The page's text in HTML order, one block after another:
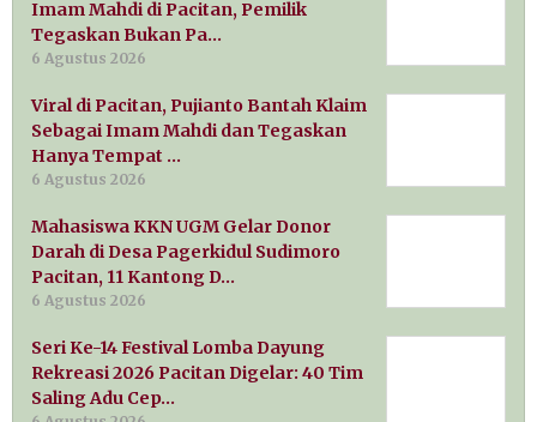
Imam Mahdi di Pacitan, Pemilik
Tegaskan Bukan Pa…
6 Agustus 2026
Viral di Pacitan, Pujianto Bantah Klaim
Sebagai Imam Mahdi dan Tegaskan
Hanya Tempat …
6 Agustus 2026
Mahasiswa KKN UGM Gelar Donor
Darah di Desa Pagerkidul Sudimoro
Pacitan, 11 Kantong D…
6 Agustus 2026
Seri Ke-14 Festival Lomba Dayung
Rekreasi 2026 Pacitan Digelar: 40 Tim
Saling Adu Cep…